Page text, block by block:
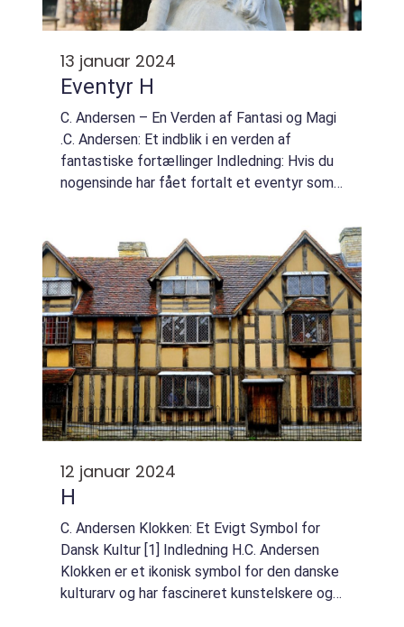
13 januar 2024
Eventyr H
C. Andersen – En Verden af Fantasi og Magi
.C. Andersen: Et indblik i en verden af
fantastiske fortællinger Indledning: Hvis du
nogensinde har fået fortalt et eventyr som
12 januar 2024
H
C. Andersen Klokken: Et Evigt Symbol for
Dansk Kultur [1] Indledning H.C. Andersen
Klokken er et ikonisk symbol for den danske
kulturarv og har fascineret kunstelskere og